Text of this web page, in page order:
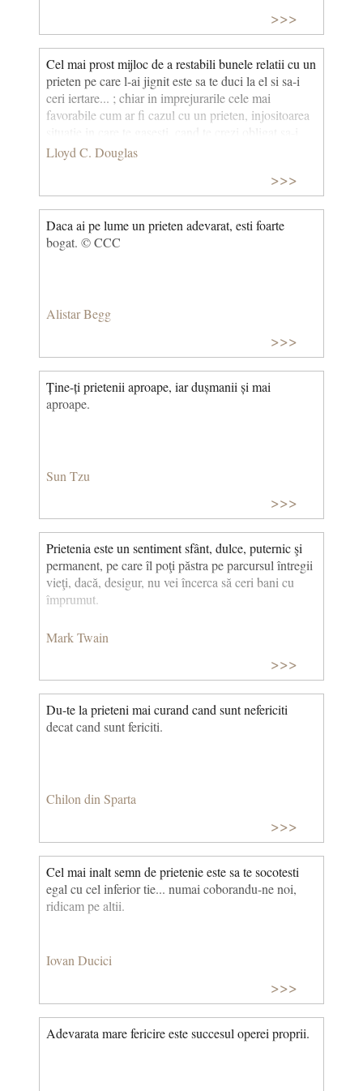
>>>
Cel mai prost mijloc de a restabili bunele relatii cu un
prieten pe care l-ai jignit este sa te duci la el si sa-i
ceri iertare... ; chiar in imprejurarile cele mai
favorabile cum ar fi cazul cu un prieten, injositoarea
situatie in care te gasesti, cand te crezi obligat sa-i
ceri iertare poate duce la o concluzie tocmai contrarie
celei la care te astepti. Daca prietenul interesat
pretinde sa-i ceri iertare, aceasta totusi nu-l va putea
multumi si prietenia lui nu merita sa te straduiesti ca
Lloyd C. Douglas
>>>
Daca ai pe lume un prieten adevarat, esti foarte
bogat. © CCC
Alistar Begg
>>>
Ține-ți prietenii aproape, iar dușmanii și mai
aproape.
Sun Tzu
>>>
Prietenia este un sentiment sfânt, dulce, puternic şi
permanent, pe care îl poţi păstra pe parcursul întregii
vieţi, dacă, desigur, nu vei încerca să ceri bani cu
împrumut.
Mark Twain
>>>
Du-te la prieteni mai curand cand sunt nefericiti
decat cand sunt fericiti.
Chilon din Sparta
>>>
Cel mai inalt semn de prietenie este sa te socotesti
egal cu cel inferior tie... numai coborandu-ne noi,
ridicam pe altii.
Iovan Ducici
>>>
Adevarata mare fericire este succesul operei proprii.